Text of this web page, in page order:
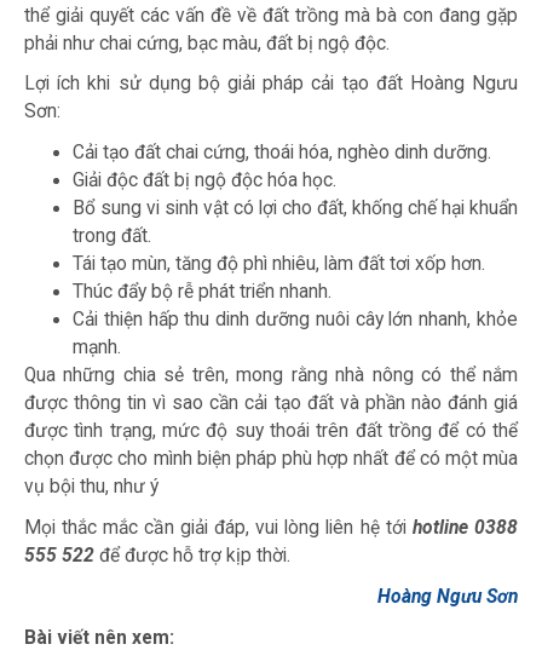
thể giải quyết các vấn đề về đất trồng mà bà con đang gặp
phải như chai cứng, bạc màu, đất bị ngộ độc.
Lợi ích khi sử dụng bộ giải pháp cải tạo đất Hoàng Ngưu
Sơn:
Cải tạo đất chai cứng, thoái hóa, nghèo dinh dưỡng.
Giải độc đất bị ngộ độc hóa học.
Bổ sung vi sinh vật có lợi cho đất, khống chế hại khuẩn
trong đất.
Tái tạo mùn, tăng độ phì nhiêu, làm đất tơi xốp hơn.
Thúc đẩy bộ rễ phát triển nhanh.
Cải thiện hấp thu dinh dưỡng nuôi cây lớn nhanh, khỏe
mạnh.
Qua những chia sẻ trên, mong rằng nhà nông có thể nắm
được thông tin vì sao cần cải tạo đất và phần nào đánh giá
được tình trạng, mức độ suy thoái trên đất trồng để có thể
chọn được cho mình biện pháp phù hợp nhất để có một mùa
vụ bội thu, như ý
Mọi thắc mắc cần giải đáp, vui lòng liên hệ tới hotline 0388
555 522 để được hỗ trợ kịp thời.
Hoàng Ngưu Sơn
Bài viết nên xem: